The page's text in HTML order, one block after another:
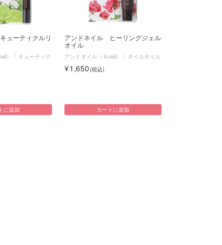
ューティクルリ
）
キューティク
に追加
アンドネイル ヒーリングジェル
オイル
アンドネイル（＆nail） ネイルオイル
1,650
カートに追加